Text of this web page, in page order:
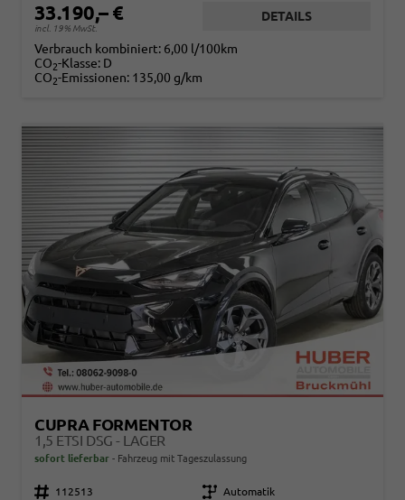
33.190,– €
incl. 19% MwSt.
DETAILS
Verbrauch kombiniert: 6,00 l/100km
CO2-Klasse: D
CO2-Emissionen: 135,00 g/km
CUPRA FORMENTOR
1,5 ETSI DSG - LAGER
sofort lieferbar Fahrzeug mit Tageszulassung
Fahrzeugnr. 112513 Getriebe Automatik